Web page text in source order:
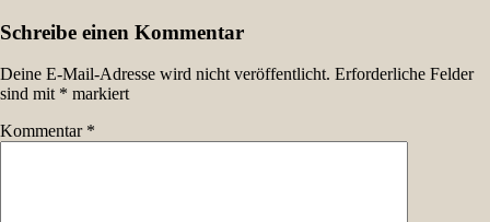
Schreibe einen Kommentar
Deine E-Mail-Adresse wird nicht veröffentlicht. Erforderliche Felder
sind mit * markiert
Kommentar *